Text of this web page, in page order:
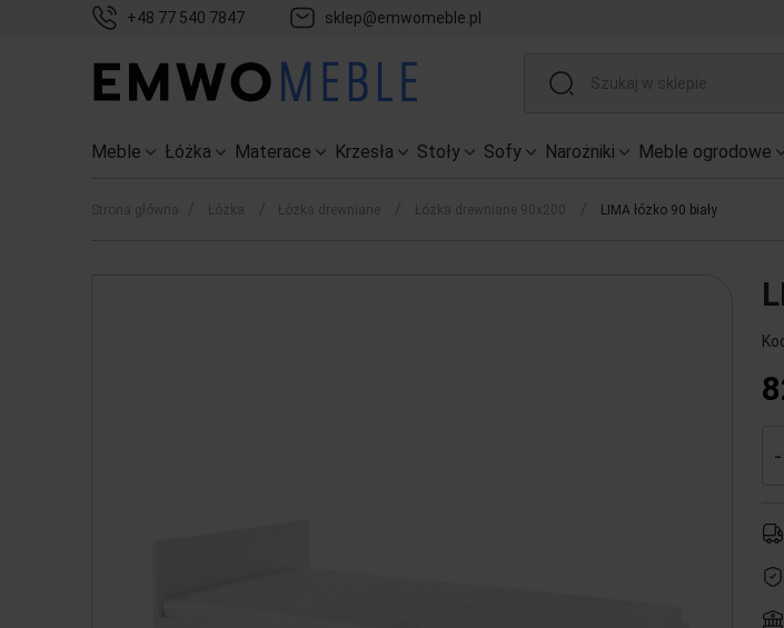
+48 77 540 7847 sklep@emwomeble.pl
Meble Łóżka Materace Krzesła Stoły Sofy Narożniki Meble ogrodowe
Strona główna Łóżka Łóżka drewniane Łóżka drewniane 90x200 LIMA łóżko 90 biały
-